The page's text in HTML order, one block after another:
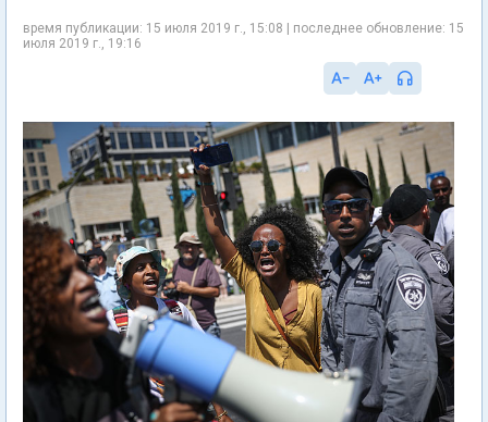
время публикации: 15 июля 2019 г., 15:08 | последнее обновление: 15
июля 2019 г., 19:16